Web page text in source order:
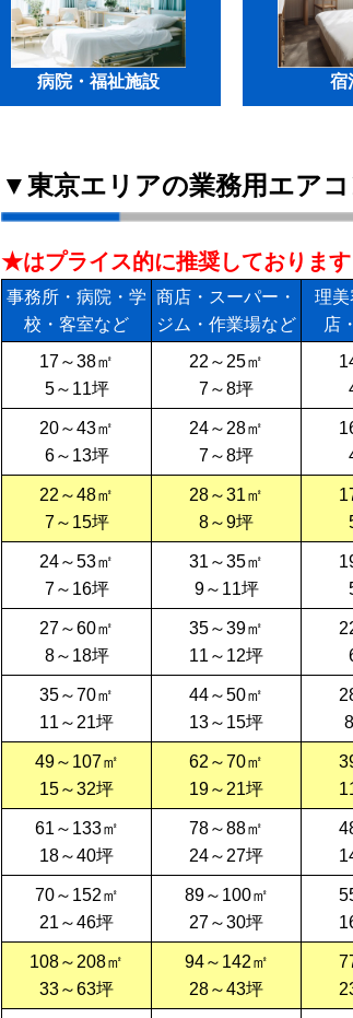
病院・福祉施設 宿
▼東京エリアの業務用エア
★はプライス的に推奨しております
事務所・病院・学
校・客室など
商店・スーパー・
ジム・作業場など
理
店
17～38㎡
5～11坪
22～25㎡
7～8坪
20～43㎡
6～13坪
24～28㎡
7～8坪
22～48㎡
7～15坪
28～31㎡
8～9坪
24～53㎡
7～16坪
31～35㎡
9～11坪
27～60㎡
8～18坪
35～39㎡
11～12坪
35～70㎡
11～21坪
44～50㎡
13～15坪
49～107㎡
15～32坪
62～70㎡
19～21坪
61～133㎡
18～40坪
78～88㎡
24～27坪
70～152㎡
21～46坪
89～100㎡
27～30坪
108～208㎡
33～63坪
94～142㎡
28～43坪